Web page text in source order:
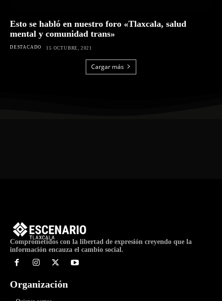
Esto se habló en nuestro foro «Tlaxcala, salud
mental y comunidad trans»
DESTACADO 15 OCTUBRE, 2021
Cargar más
Comprometidos con la libertad de expresión creyendo que la
información encauza el cambio social.
Organización